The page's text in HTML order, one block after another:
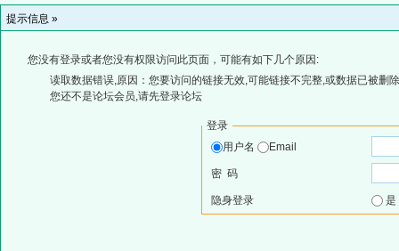
提示信息 »
您没有登录或者您没有权限访问此页面，可能有如下几个原因:
读取数据错误,原因：您要访问的链接无效,可能链接不完整,或数据已被删
您还不是论坛会员,请先登录论坛
登录
用户名
Email
密 码
隐身登录